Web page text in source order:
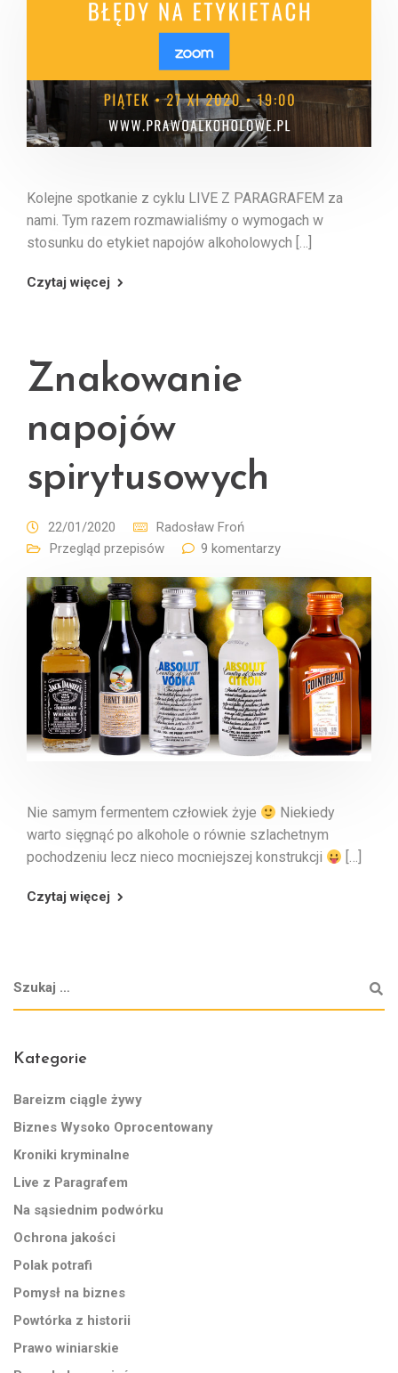
Kolejne spotkanie z cyklu LIVE Z PARAGRAFEM za
nami. Tym razem rozmawialiśmy o wymogach w
stosunku do etykiet napojów alkoholowych […]
Czytaj więcej
Znakowanie
napojów
spirytusowych
22/01/2020
Radosław Froń
Przegląd przepisów
9 komentarzy
Nie samym fermentem człowiek żyje
Niekiedy
warto sięgnąć po alkohole o równie szlachetnym
pochodzeniu lecz nieco mocniejszej konstrukcji
[…]
Czytaj więcej
Kategorie
Bareizm ciągle żywy
Biznes Wysoko Oprocentowany
Kroniki kryminalne
Live z Paragrafem
Na sąsiednim podwórku
Ochrona jakości
Polak potrafi
Pomysł na biznes
Powtórka z historii
Prawo winiarskie